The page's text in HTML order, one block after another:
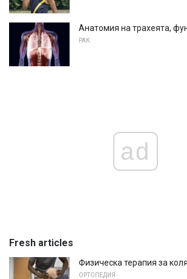
Анатомия на трахеята,
РАК
ad
Fresh articles
Физическа терапия за
ОРТОПЕДИЯ